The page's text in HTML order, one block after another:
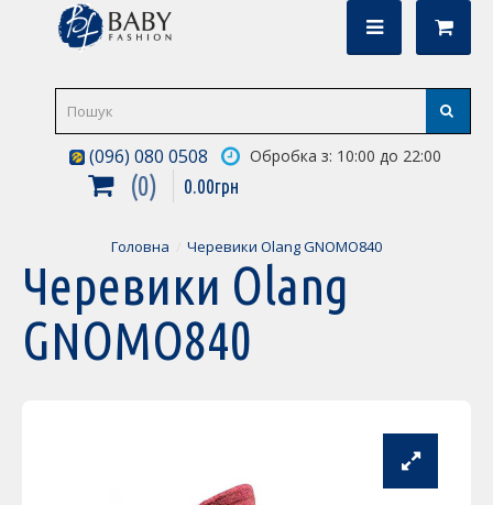
(096) 080 0508 Обробка з: 10:00 до 22:00
0 0.00грн
Головна Черевики Olang GNOMO840
Черевики Olang
GNOMO840